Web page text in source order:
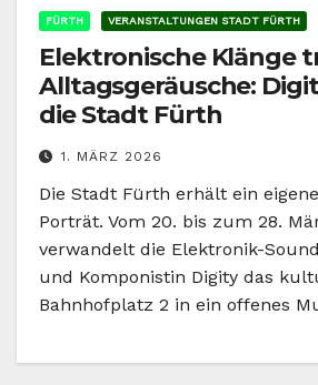
FÜRTH VERANSTALTUNGEN STADT FÜRTH
Elektronische Klänge
Alltagsgeräusche:
die Stadt Fürth
1. MÄRZ 2026
Die Stadt Fürth erhält ein
Porträt. Vom 20. bis zum 28.
verwandelt die Elektronik-
und Komponistin Digity das
Bahnhofplatz 2 in ein offenes